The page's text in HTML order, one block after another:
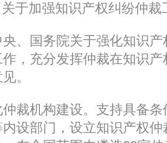
关于加强知识产权纠纷仲裁
、国务院关于强化知识
，充分发挥仲裁在知识
。
裁机构建设。支持具备
设部门，设立知识产权